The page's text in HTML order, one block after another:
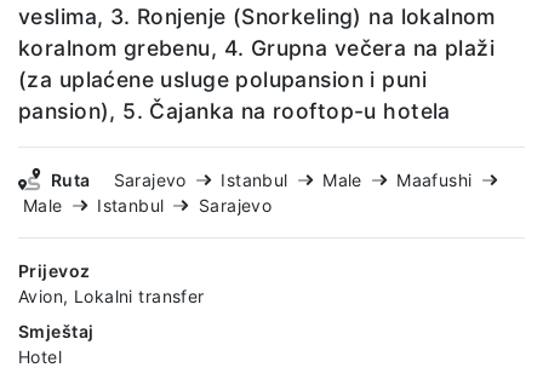
veslima, 3. Ronjenje (Snorkeling) na lokalnom
koralnom grebenu, 4. Grupna večera na plaži
(za uplaćene usluge polupansion i puni
pansion), 5. Čajanka na rooftop-u hotela
Ruta Sarajevo Istanbul Male
Maafushi
Male
Istanbul Sarajevo
Prijevoz
Avion, Lokalni transfer
Smještaj
Hotel